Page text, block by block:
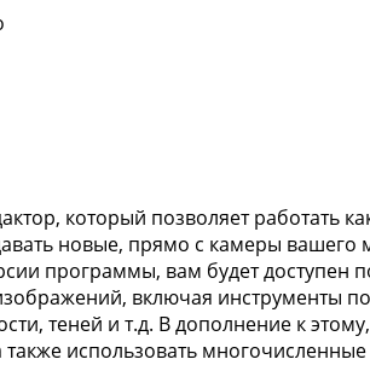
который позволяет работать
новые, прямо с камеры вашего
программы, вам будет доступен
включая инструменты
теней и т.д. В дополнение к
использовать